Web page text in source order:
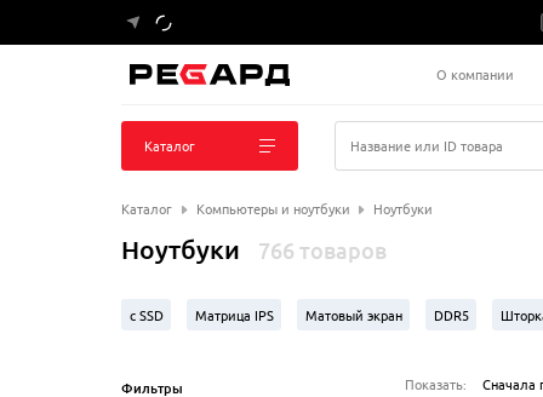
О компании
Каталог Название или ID товара
Каталог Компьютеры и ноутбуки Ноутбуки
Ноутбуки 766 товаров
с SSD Матрица IPS Матовый экран DDR5
Фильтры
Показать: Сначала